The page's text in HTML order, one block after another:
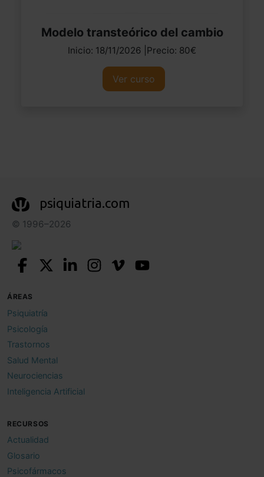
Modelo transteórico del cambio
Inicio: 18/11/2026 |Precio: 80€
Ver curso
psiquiatria.com
© 1996–2026
ÁREAS
Psiquiatría
Psicología
Trastornos
Salud Mental
Neurociencias
Inteligencia Artificial
RECURSOS
Actualidad
Glosario
Psicofármacos